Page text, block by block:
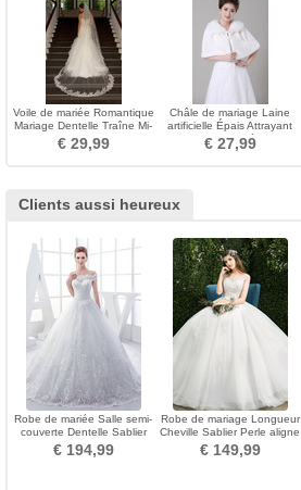
Voile de mariée Romantique
Mariage Dentelle Traîne Mi-
longue
€ 29,99
Châle de mariage Laine
artificielle Épais Attrayant
Petits carrés
€ 27,99
Clients aussi heureux
Robe de mariée Salle semi-
couverte Dentelle Sablier
Mancheron
€ 194,99
Robe de mariage Longueur
Cheville Sablier Perle aligne
Trou De Serrure
€ 149,99